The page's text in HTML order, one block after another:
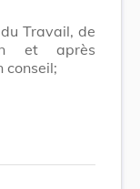
Travail, de
et après
conseil;